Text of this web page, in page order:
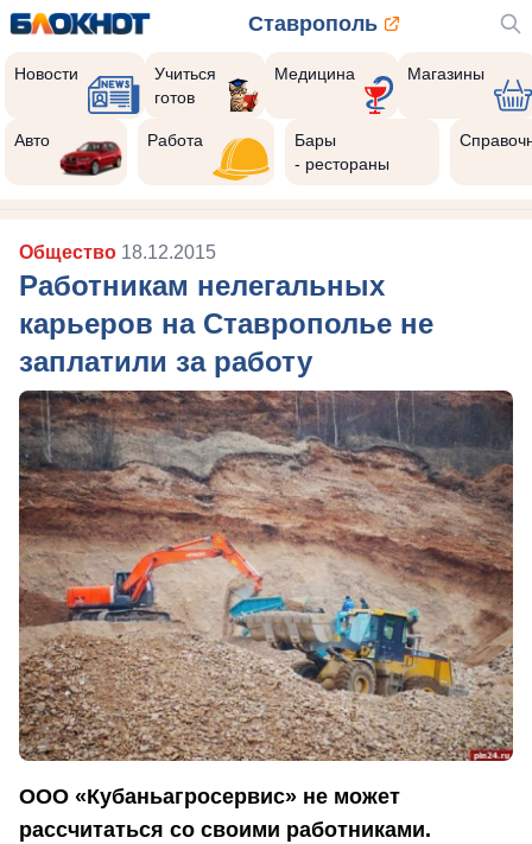
Ставрополь
Новости
Учиться
готов
Медицина Магазины
Авто Работа
Бары
- рестораны
Общество 18.12.2015
Работникам нелегальных
карьеров на Ставрополье не
заплатили за работу
ООО «Кубаньагросервис» не может
рассчитаться со своими работниками.